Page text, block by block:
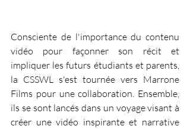
Consciente de l'importance du contenu
vidéo pour façonner son récit et
impliquer les futurs étudiants et parents,
la CSSWL s'est tournée vers Marrone
Films pour une collaboration. Ensemble,
ils se sont lancés dans un voyage visant à
créer une vidéo inspirante et narrative